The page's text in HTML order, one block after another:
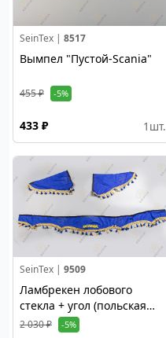
SeinTex | 8517
Вымпел "Пустой-Scania"
455 ₽ -5%
433 ₽ 1 шт.
SeinTex | 9509
Ламбрекен лобового
стекла + угол (польская
ткань, синий)
2 030 ₽ -5%